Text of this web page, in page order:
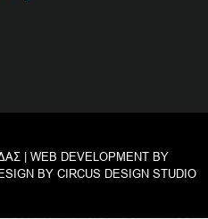
| WEB DEVELOPMENT BY
BY CIRCUS DESIGN STUDIO